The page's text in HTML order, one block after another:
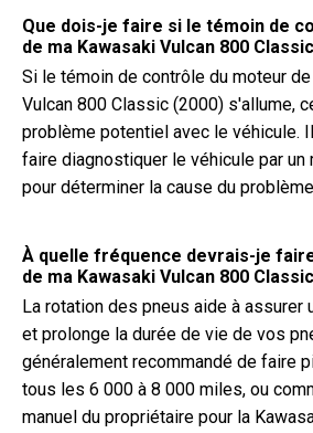
Que dois-je faire si le témoin de
de ma Kawasaki Vulcan 800
Si le témoin de contrôle du moteur
Vulcan 800 Classic (2000) s'allume,
problème potentiel avec le véhicule.
faire diagnostiquer le véhicule par un
pour déterminer la cause du
À quelle fréquence devrais-je
de ma Kawasaki Vulcan 800
La rotation des pneus aide à assurer
et prolonge la durée de vie de vos
généralement recommandé de faire
tous les 6 000 à 8 000 miles, ou
manuel du propriétaire pour la